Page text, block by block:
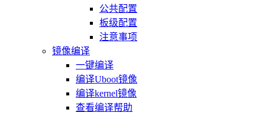
公共配置
板级配置
注意事项
镜像编译
一键编译
编译Uboot镜像
编译kernel镜像
查看编译帮助